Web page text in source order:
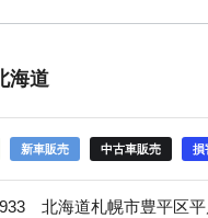
海道
新車販売 中古車販売 損
北海道札幌市豊平区平